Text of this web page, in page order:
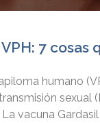
7 cosas
humano
sexual
vacuna